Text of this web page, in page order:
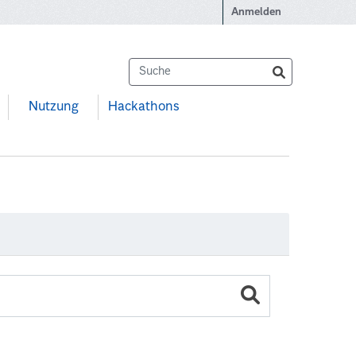
Anmelden
Nutzung Hackathons